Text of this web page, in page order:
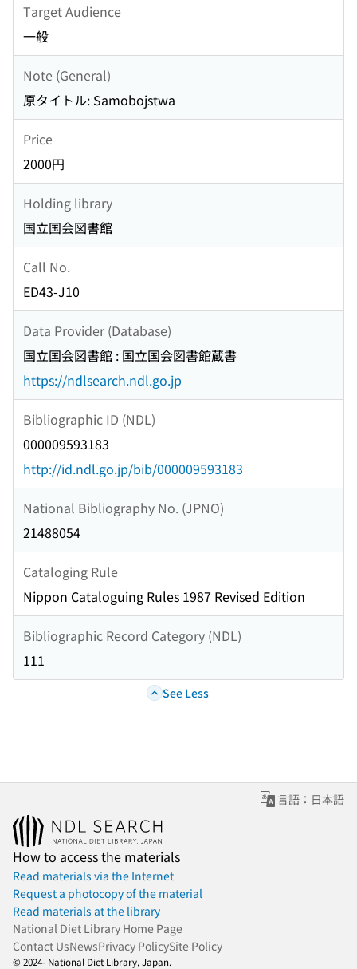
Target Audience
一般
Note (General)
原タイトル: Samobojstwa
Price
2000円
Holding library
国立国会図書館
Call No.
ED43-J10
Data Provider (Database)
国立国会図書館 : 国立国会図書館蔵書
https://ndlsearch.ndl.go.jp
Bibliographic ID (NDL)
000009593183
http://id.ndl.go.jp/bib/000009593183
National Bibliography No. (JPNO)
21488054
Cataloging Rule
Nippon Cataloguing Rules 1987 Revised Edition
Bibliographic Record Category (NDL)
111
See Less
言語：日本語
How to access the materials
Read materials via the Internet
Request a photocopy of the material
Read materials at the library
National Diet Library Home Page
Contact UsNewsPrivacy PolicySite Policy
© 2024- National Diet Library, Japan.